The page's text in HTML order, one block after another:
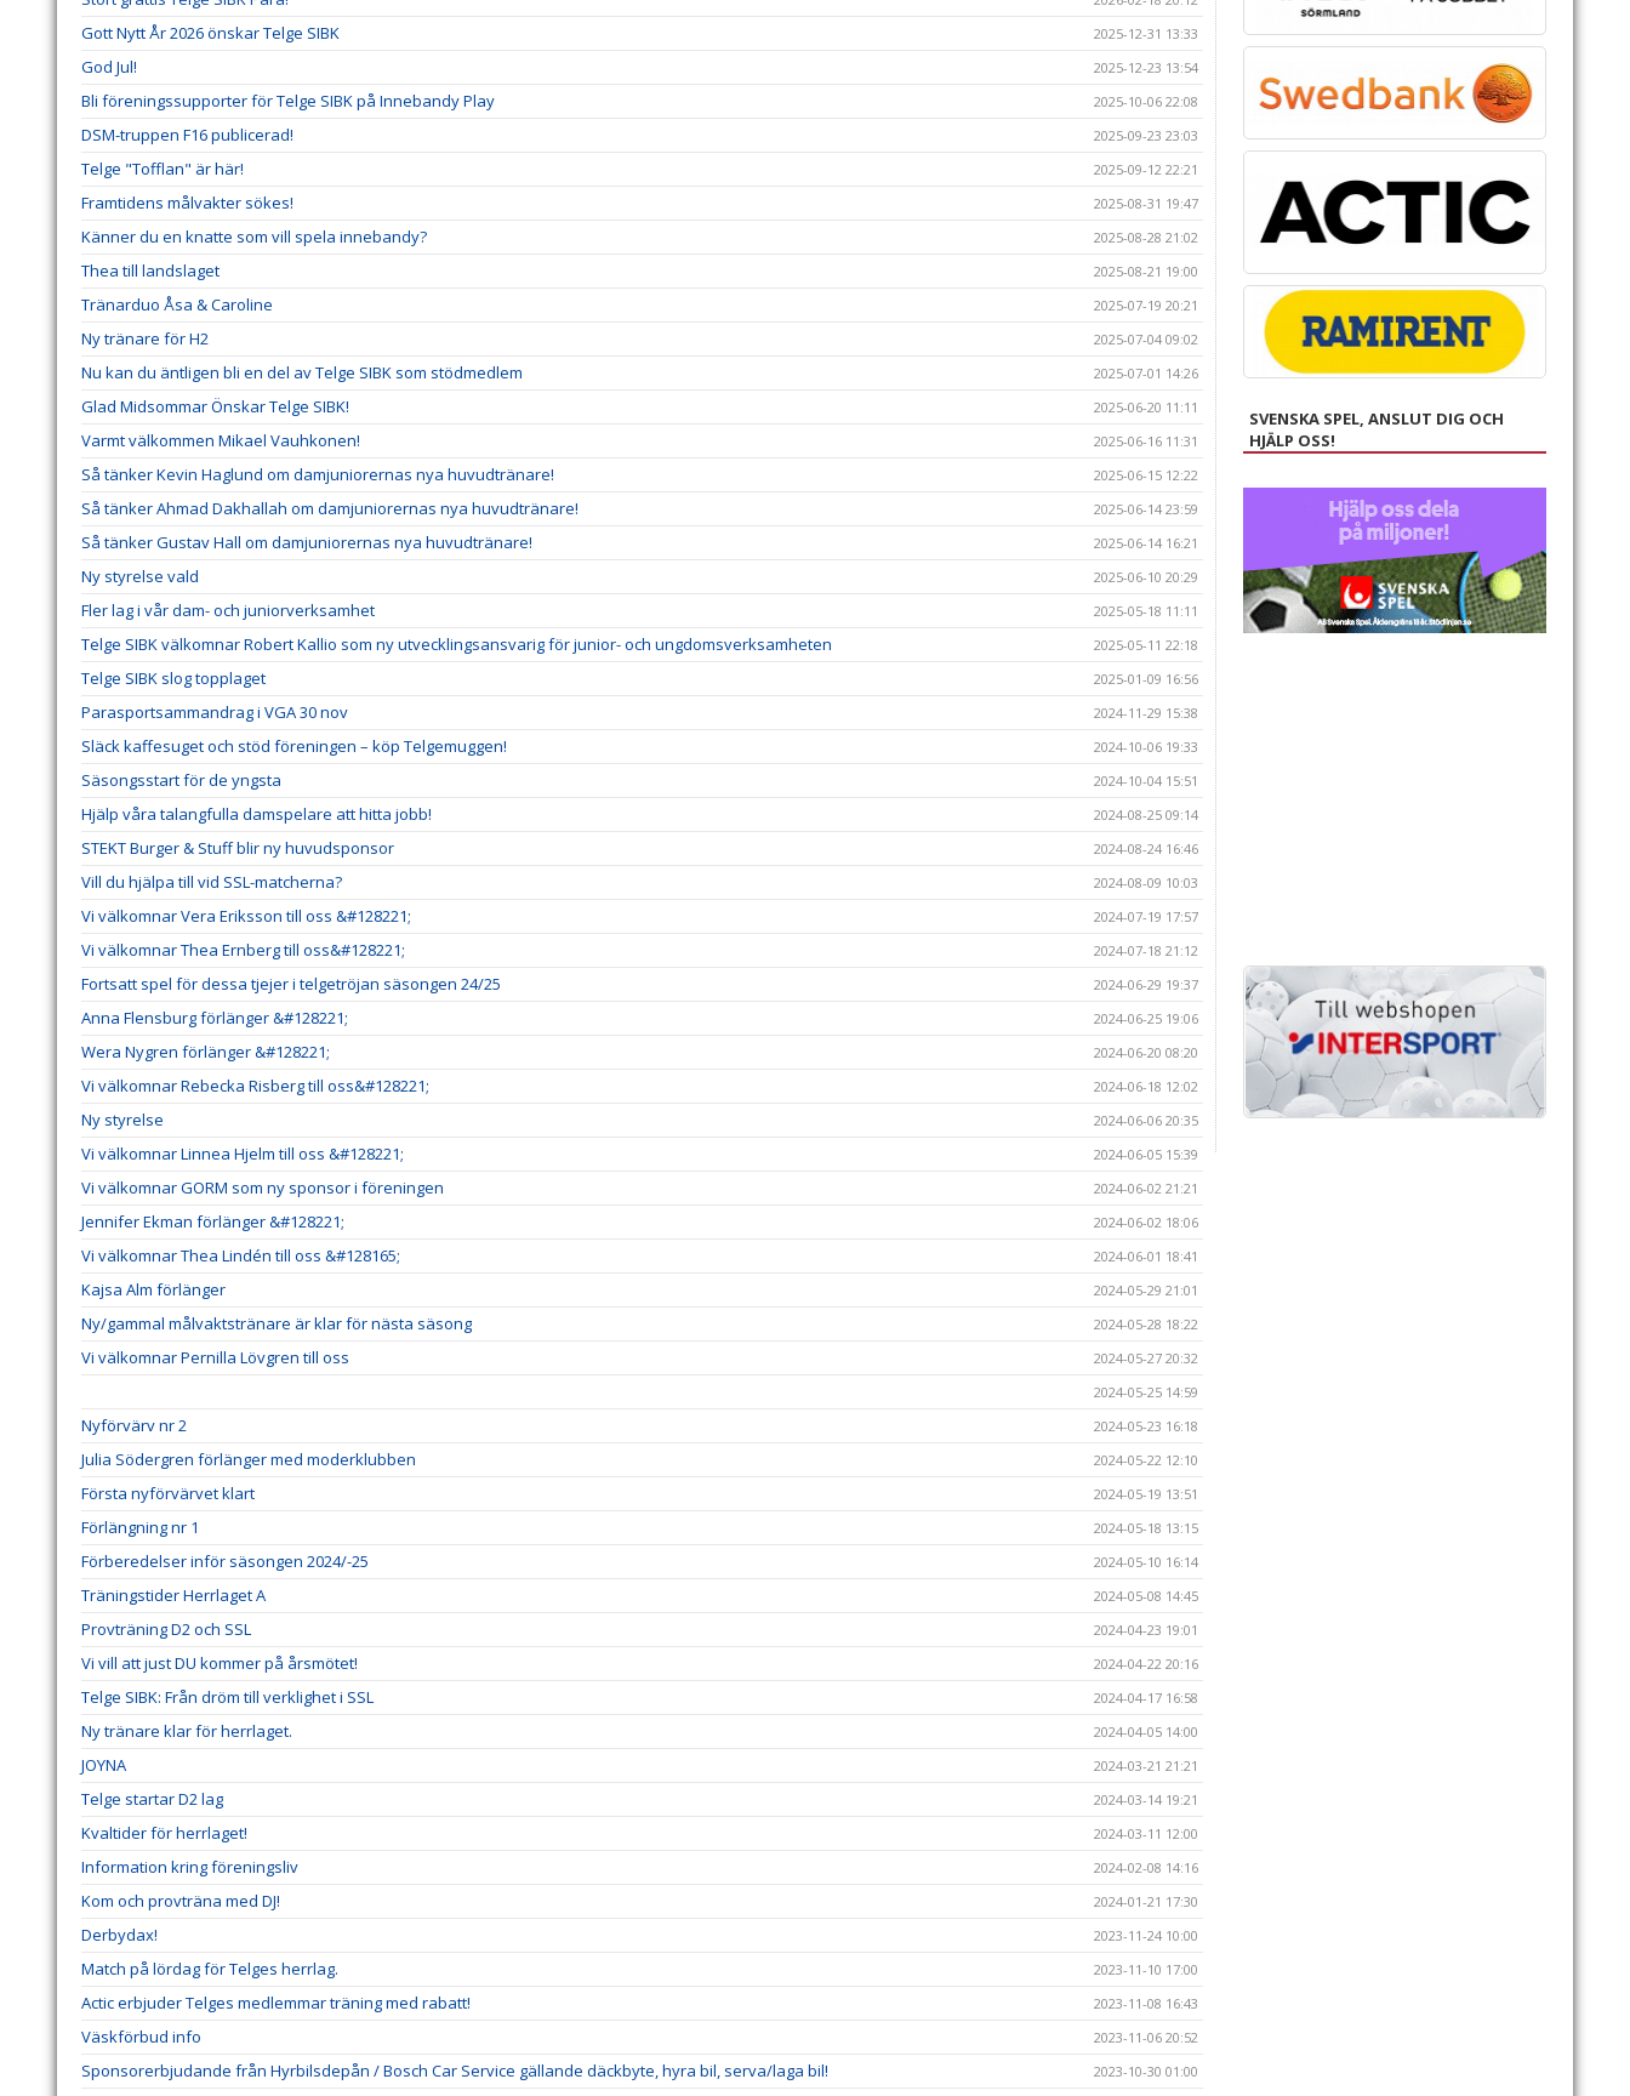
Gott Nytt År 2026 önskar Telge SIBK 2025-12-31 13:33
God Jul! 2025-12-23 13:54
Bli föreningssupporter för Telge SIBK på Innebandy Play 2025-10-06 22:08
DSM-truppen F16 publicerad! 2025-09-23 23:03
Telge "Tofflan" är här! 2025-09-12 22:21
Framtidens målvakter sökes! 2025-08-31 19:47
Känner du en knatte som vill spela innebandy? 2025-08-28 21:02
Thea till landslaget 2025-08-21 19:00
Tränarduo Åsa & Caroline 2025-07-19 20:21
Ny tränare för H2 2025-07-04 09:02
Nu kan du äntligen bli en del av Telge SIBK som stödmedlem 2025-07-01 14:26
Glad Midsommar Önskar Telge SIBK! 2025-06-20 11:11
Varmt välkommen Mikael Vauhkonen! 2025-06-16 11:31
Så tänker Kevin Haglund om damjuniorernas nya huvudtränare! 2025-06-15 12:22
Så tänker Ahmad Dakhallah om damjuniorernas nya huvudtränare! 2025-06-14 23:59
Så tänker Gustav Hall om damjuniorernas nya huvudtränare! 2025-06-14 16:21
Ny styrelse vald 2025-06-10 20:29
Fler lag i vår dam- och juniorverksamhet 2025-05-18 11:11
Telge SIBK välkomnar Robert Kallio som ny utvecklingsansvarig för junior- och ungdomsverksamheten 2025-05-11 22:18
Telge SIBK slog topplaget 2025-01-09 16:56
Parasportsammandrag i VGA 30 nov 2024-11-29 15:38
Släck kaffesuget och stöd föreningen – köp Telgemuggen! 2024-10-06 19:33
Säsongsstart för de yngsta 2024-10-04 15:51
Hjälp våra talangfulla damspelare att hitta jobb! 2024-08-25 09:14
STEKT Burger & Stuff blir ny huvudsponsor 2024-08-24 16:46
Vill du hjälpa till vid SSL-matcherna? 2024-08-09 10:03
Vi välkomnar Vera Eriksson till oss &#128221; 2024-07-19 17:57
Vi välkomnar Thea Ernberg till oss&#128221; 2024-07-18 21:12
Fortsatt spel för dessa tjejer i telgetröjan säsongen 24/25 2024-06-29 19:37
Anna Flensburg förlänger &#128221; 2024-06-25 19:06
Wera Nygren förlänger &#128221; 2024-06-20 08:20
Vi välkomnar Rebecka Risberg till oss&#128221; 2024-06-18 12:02
Ny styrelse 2024-06-06 20:35
Vi välkomnar Linnea Hjelm till oss &#128221; 2024-06-05 15:39
Vi välkomnar GORM som ny sponsor i föreningen 2024-06-02 21:21
Jennifer Ekman förlänger &#128221; 2024-06-02 18:06
Vi välkomnar Thea Lindén till oss &#128165; 2024-06-01 18:41
Kajsa Alm förlänger 2024-05-29 21:01
Ny/gammal målvaktstränare är klar för nästa säsong 2024-05-28 18:22
Vi välkomnar Pernilla Lövgren till oss
2024-05-27 20:32
2024-05-25 14:59
Nyförvärv nr 2 2024-05-23 16:18
Julia Södergren förlänger med moderklubben 2024-05-22 12:10
Första nyförvärvet klart 2024-05-19 13:51
Förlängning nr 1 2024-05-18 13:15
Förberedelser inför säsongen 2024/-25 2024-05-10 16:14
Träningstider Herrlaget A 2024-05-08 14:45
Provträning D2 och SSL 2024-04-23 19:01
Vi vill att just DU kommer på årsmötet! 2024-04-22 20:16
Telge SIBK: Från dröm till verklighet i SSL 2024-04-17 16:58
Ny tränare klar för herrlaget. 2024-04-05 14:00
JOYNA 2024-03-21 21:21
Telge startar D2 lag 2024-03-14 19:21
Kvaltider för herrlaget! 2024-03-11 12:00
Information kring föreningsliv 2024-02-08 14:16
Kom och provträna med DJ! 2024-01-21 17:30
Derbydax! 2023-11-24 10:00
Match på lördag för Telges herrlag. 2023-11-10 17:00
Actic erbjuder Telges medlemmar träning med rabatt! 2023-11-08 16:43
Väskförbud info 2023-11-06 20:52
Sponsorerbjudande från Hyrbilsdepån / Bosch Car Service gällande däckbyte, hyra bil, serva/laga bil! 2023-10-30 01:00
SVENSKA SPEL, ANSLUT DIG OCH
HJÄLP OSS!